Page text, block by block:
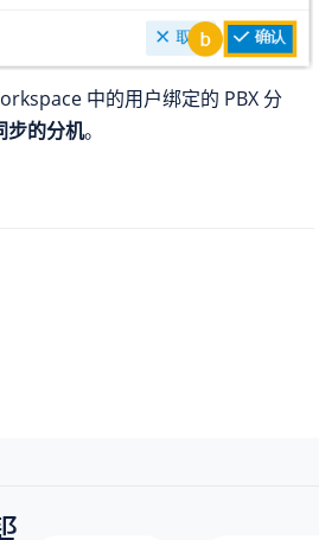
中的用户绑定的 PBX 分
步的分机。